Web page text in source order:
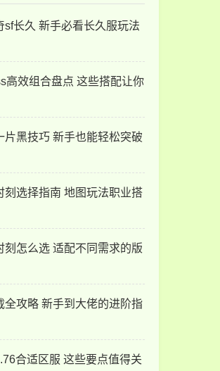
sf长久 新手必看长久服玩法
高效组合盘点 这些搭配让你
片黑技巧 新手也能轻松突破
刻选择指南 地图玩法职业搭
刻怎么选 适配不同需求的版
全攻略 新手到大佬的进阶指
合适区服 这些要点值得关